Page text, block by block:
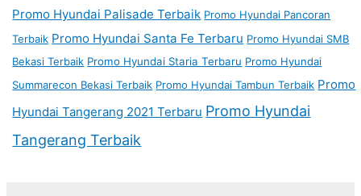
Promo Hyundai Palisade Terbaik Promo Hyundai Pancoran
Terbaik Promo Hyundai Santa Fe Terbaru Promo Hyundai SMB
Bekasi Terbaik Promo Hyundai Staria Terbaru Promo Hyundai
Summarecon Bekasi Terbaik Promo Hyundai Tambun Terbaik Promo
Hyundai Tangerang 2021 Terbaru Promo Hyundai
Tangerang Terbaik